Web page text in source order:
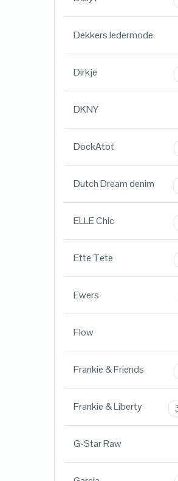
Dekkers ledermode
Dirkje
DKNY
DockAtot
Dutch Dream denim
ELLE Chic
Ette Tete
Ewers
Flow
Frankie & Friends
Frankie & Liberty
G-Star Raw